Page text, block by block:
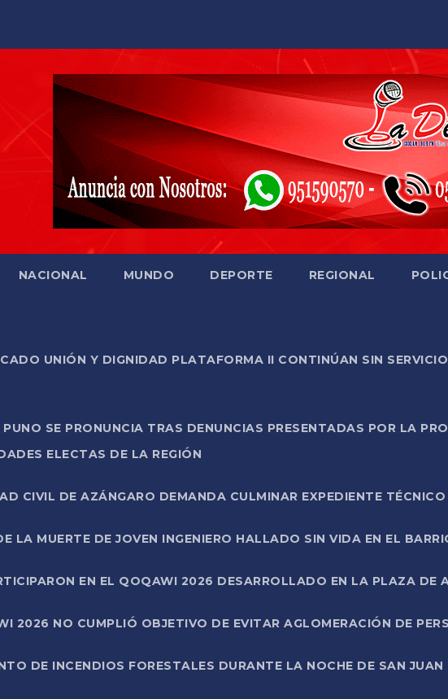
NACIONAL MUNDO DEPORTE REGIONAL
UNIÓN Y DIGNIDAD PLATAFORMA II CONTINÚAN SIN
SE PRONUNCIA TRAS DENUNCIAS PRESENTADAS POR LA
ELECTAS DE LA REGIÓN
CIVIL DE AZÁNGARO DEMANDA CULMINAR EXPEDIENTE
LA MUERTE DE JOVEN INGENIERO HALLADO SIN VIDA EN EL
EN EL QOQAWI 2026 DESARROLLADO EN LA PLAZA DE
2026 NO CUMPLIÓ OBJETIVO DE EVITAR AGLOMERACIÓN DE
DE INCENDIOS FORESTALES DURANTE LA NOCHE DE SAN JUAN